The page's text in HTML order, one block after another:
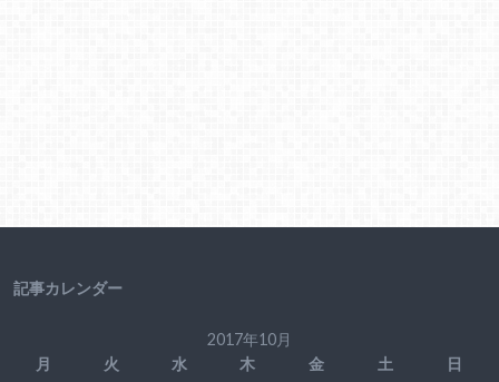
記事カレンダー
2017年10月
月
火 水 木 金 土
日